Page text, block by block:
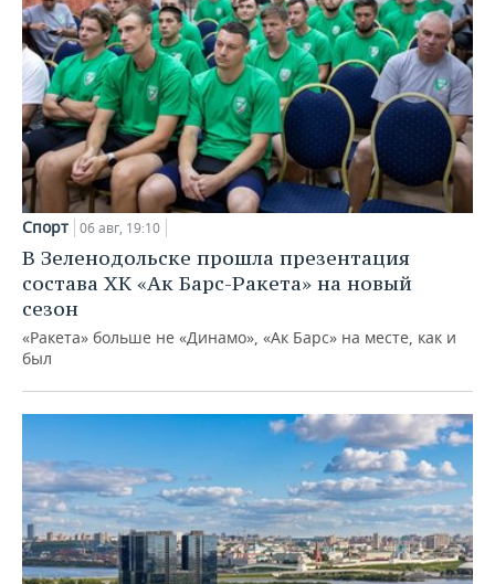
Спорт 06 авг, 19:10
В Зеленодольске прошла презентация
состава ХК «Ак Барс-Ракета» на новый
сезон
«Ракета» больше не «Динамо», «Ак Барс» на месте, как и
был